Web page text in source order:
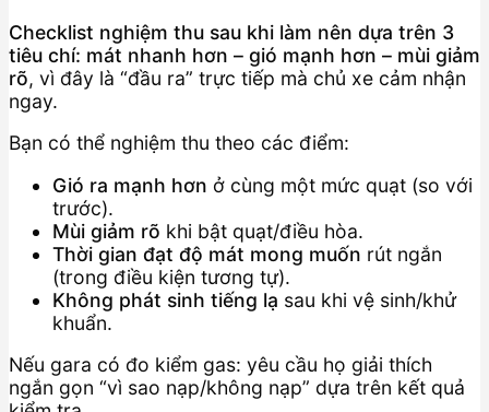
Checklist nghiệm thu sau khi làm nên dựa trên 3
tiêu chí: mát nhanh hơn – gió mạnh hơn – mùi giảm
rõ, vì đây là “đầu ra” trực tiếp mà chủ xe cảm nhận
ngay.
Bạn có thể nghiệm thu theo các điểm:
Gió ra mạnh hơn ở cùng một mức quạt (so với
trước).
Mùi giảm rõ khi bật quạt/điều hòa.
Thời gian đạt độ mát mong muốn rút ngắn
(trong điều kiện tương tự).
Không phát sinh tiếng lạ sau khi vệ sinh/khử
khuẩn.
Nếu gara có đo kiểm gas: yêu cầu họ giải thích
ngắn gọn “vì sao nạp/không nạp” dựa trên kết quả